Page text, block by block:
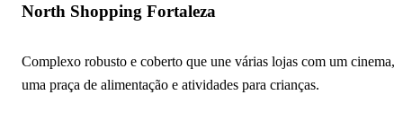
North Shopping Fortaleza
Complexo robusto e coberto que une várias lojas com um cinema,
uma praça de alimentação e atividades para crianças.